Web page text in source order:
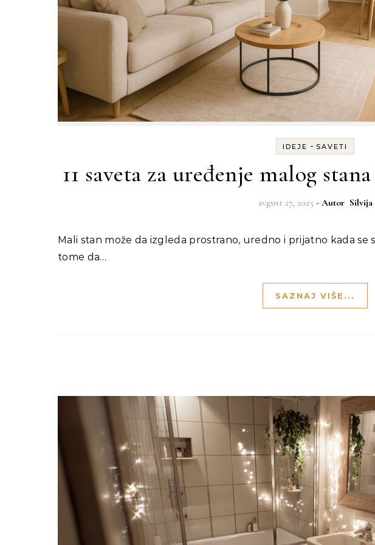
IDEJE - SAVETI
11 saveta za uređenje malog
avgust 27, 2025 - Autor Silvija
Mali stan može da izgleda prostrano, uredno i prijatno kada se svaki detalj pažljivo osmisli. Trik je u
tome da…
SAZNAJ VIŠE...